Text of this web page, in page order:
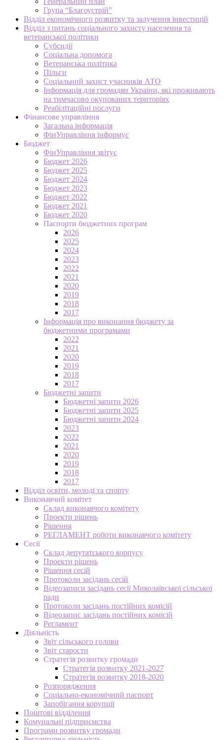
Група “Благоустрій”
Відділ економічного розвитку та залучення інвестицій
Відділ з питань соціального захисту населення та
ветеранської політики
Субсидії
Соціальна допомога
Ветеранська політика
Пільги
Соціальний захист учасників АТО
Інформація для громадян України, які проживають
на тимчасово окупованих територіях
Реабілітаційні послуги
Фінансове управління
Загальна інформація
ФінУправління інформує
Бюджет
ФінУправління звітує
Бюджет 2026
Бюджет 2025
Бюджет 2024
Бюджет 2023
Бюджет 2022
Бюджет 2021
Бюджет 2020
Паспорти бюджетних програм
2026
2025
2024
2023
2022
2021
2020
2019
2018
2017
Інформація про виконання бюджету за
бюджетними програмами
2022
2021
2020
2019
2018
2017
Бюджетні запити
Бюджетні запити 2026
Бюджетні запити 2025
Бюджетні запити 2024
2023
2022
2021
2020
2019
2018
2017
Відділ освіти, молоді та спорту
Виконавчий комітет
Склад виконавчого комітету
Проекти рішень
Рішення
РЕГЛАМЕНТ роботи виконавчого комітету
Сесії
Склад депутатського корпусу
Проекти рішень
Рішення сесій
Протоколи засідань сесій
Відеозаписи засідань сесії Миколаївської сільської
ради
Протоколи засідань постійних комісій
Відеозапис засідань постійних комісій
Регламент
Діяльність
Звіт сільського голови
Звіт старости
Стратегія розвитку громади
Стратегія розвитку 2021-2027
Стратегія розвитку 2018-2020
Розпорядження
Соціально-економічний паспорт
Запобігання корупції
Поштові відділення
Комунальні підприємства
Програми розвитку громади